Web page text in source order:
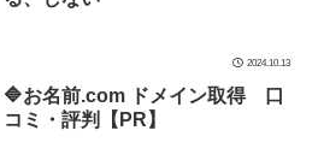
2024.10.13
🔷お名前.com ドメイン取得 口
コミ・評判【PR】